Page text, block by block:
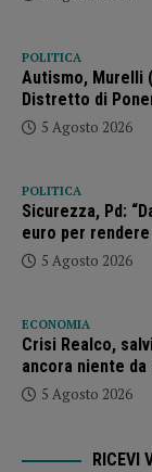
POLITICA
Autismo, Murelli
Distretto di
5 Agosto 2026
POLITICA
Sicurezza, Pd:
euro per
5 Agosto 2026
ECONOMIA
Crisi Realco,
ancora niente
5 Agosto 2026
RICEVI